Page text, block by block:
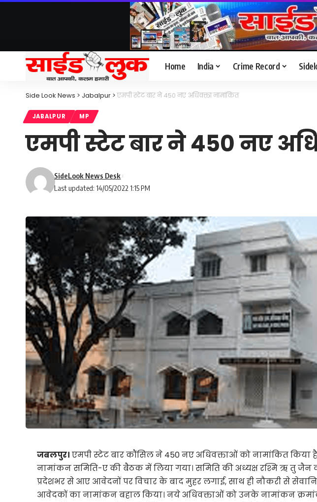
Home India Crime Record
Side Look News > Jabalpur >एमपी स्टेट बार ने 450 नए अधिवक्ता नामांकित
JABALPUR MP
एमपी स्टेट बार ने 450 नए
Last updated: 14/05/2022 1:15 PM
SideLook News Desk
जबलपुर। एमपी स्टेट बार कौंसिल ने 450 नए अधिवक्ताओं को नामांकित किया
नामांकन समिति-ए की बैठक में लिया गया। समिति की अध्यक्ष रश्मि ऋ तु
प्रदेशभर से आए आवेदनों पर विचार के बाद मुहर लगाई, साथ ही नौकरी से
आवेदकों का नामांकन बहाल किया। नये अधिवक्ताओं को उनके नामांकन